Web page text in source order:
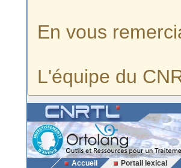
En vous
L'équipe du
Accueil Portail lexical